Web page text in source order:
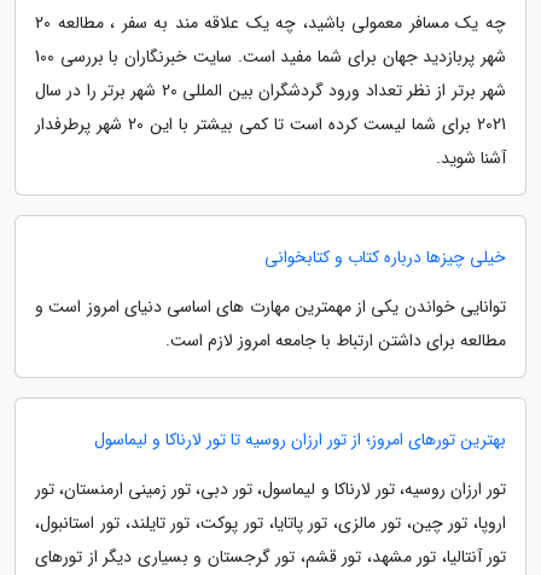
چه یک مسافر معمولی باشید، چه یک علاقه مند به سفر ، مطالعه 20
شهر پربازدید جهان برای شما مفید است. سایت خبرنگاران با بررسی 100
شهر برتر از نظر تعداد ورود گردشگران بین المللی 20 شهر برتر را در سال
2021 برای شما لیست کرده است تا کمی بیشتر با این 20 شهر پرطرفدار
آشنا شوید.
خیلی چیزها درباره کتاب و کتابخوانی
توانایی خواندن یکی از مهمترین مهارت های اساسی دنیای امروز است و
مطالعه برای داشتن ارتباط با جامعه امروز لازم است.
بهترین تورهای امروز؛ از تور ارزان روسیه تا تور لارناکا و لیماسول
تور ارزان روسیه، تور لارناکا و لیماسول، تور دبی، تور زمینی ارمنستان، تور
اروپا، تور چین، تور مالزی، تور پاتایا، تور پوکت، تور تایلند، تور استانبول،
تور آنتالیا، تور مشهد، تور قشم، تور گرجستان و بسیاری دیگر از تورهای